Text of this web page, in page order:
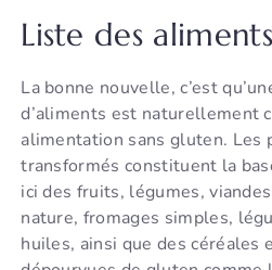
Liste des
La bonne nouvelle, c’est
d’aliments est naturellement
alimentation sans gluten. Les
transformés constituent la
ici des fruits, légumes,
nature, fromages simples,
huiles, ainsi que des céréales